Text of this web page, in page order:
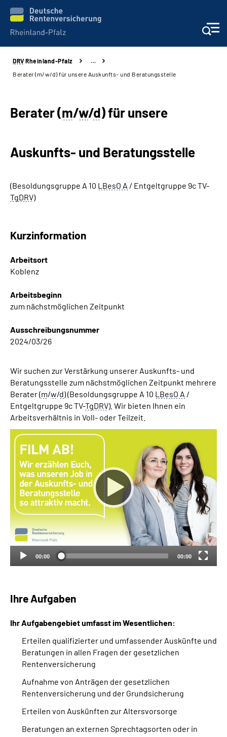
Unsere Leistungen
Online-Services
Karriere
Inhalte in Gebärdensprache (DGS)
Leichte Sprache
Mein Kundenportal
DRV Rheinland-Pfalz
…
Berater (m/w/d) für unsere Auskunfts- und Beratungsstelle
Berater (m/w/d) für unsere
Auskunfts- und Beratungsstelle
(Besoldungsgruppe A 10 LBesO A / Entgeltgruppe 9c TV-
TgDRV)
Kurzinformation
Arbeitsort
Koblenz
Arbeitsbeginn
zum nächstmöglichen Zeitpunkt
Ausschreibungsnummer
2024/03/26
Wir suchen zur Verstärkung unserer Auskunfts- und
Beratungsstelle zum nächstmöglichen Zeitpunkt mehrere
Berater (m/w/d) (Besoldungsgruppe A 10 LBesO A /
Entgeltgruppe 9c TV-TgDRV). Wir bieten Ihnen ein
Arbeitsverhältnis in Voll- oder Teilzeit.
00:00 00:00
Ihre Aufgaben
Ihr Aufgabengebiet umfasst im Wesentlichen:
Erteilen qualifizierter und umfassender Auskünfte und
Beratungen in allen Fragen der gesetzlichen
Rentenversicherung
Aufnahme von Anträgen der gesetzlichen
Rentenversicherung und der Grundsicherung
Erteilen von Auskünften zur Altersvorsorge
Beratungen an externen Sprechtagsorten oder in